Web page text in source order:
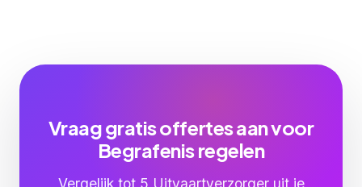
Vraag gratis offertes aan voor
Begrafenis regelen
Vergelijk tot 5 Uitvaartverzorger uit je